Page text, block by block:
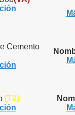
Cemento
(T2)